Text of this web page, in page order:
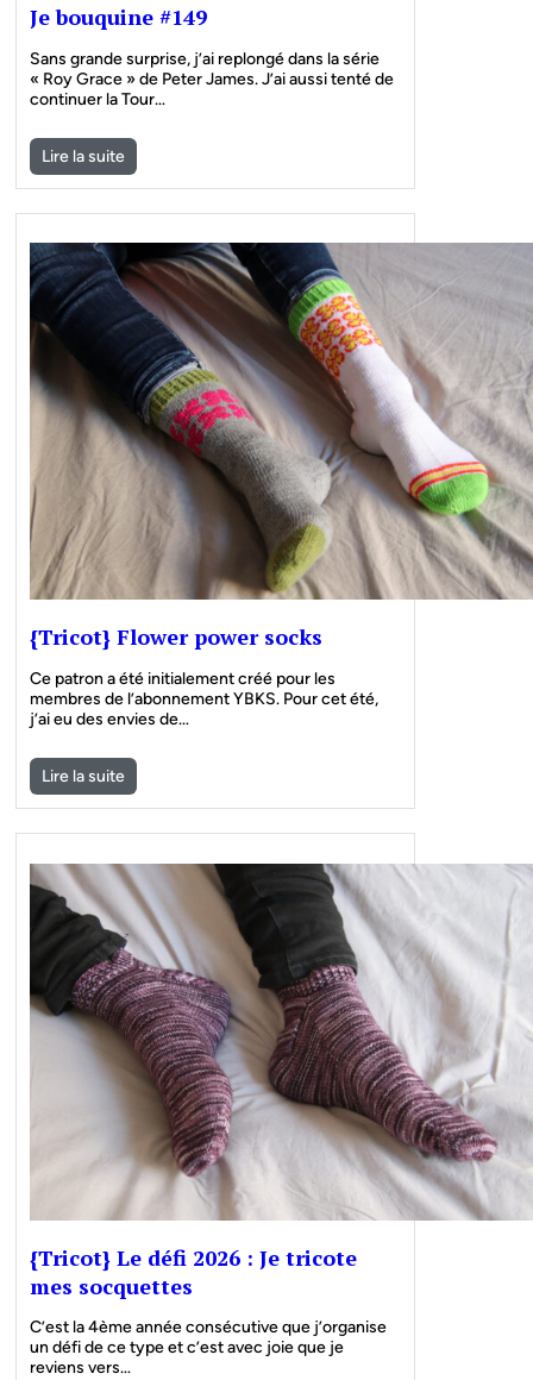
Je bouquine #149
Sans grande surprise, j’ai replongé dans la série
« Roy Grace » de Peter James. J’ai aussi tenté de
continuer la Tour…
Lire la suite
{Tricot} Flower power socks
Ce patron a été initialement créé pour les
membres de l’abonnement YBKS. Pour cet été,
j’ai eu des envies de…
Lire la suite
{Tricot} Le défi 2026 : Je tricote
mes socquettes
C’est la 4ème année consécutive que j’organise
un défi de ce type et c’est avec joie que je
reviens vers…